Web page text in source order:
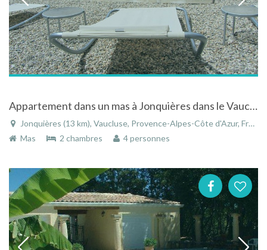
Appartement dans un mas à Jonquières dans le Vaucluse dans un cadre exceptionnel avec piscine chauffée
Jonquières (13 km), Vaucluse, Provence-Alpes-Côte d'Azur, France
Mas
2 chambres 4 personnes